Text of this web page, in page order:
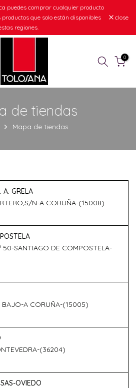
puedes comprar cualquier producto
productos que solo están disponibles
regiones.
close
0
de tiendas
Mapa de tiendas
A. GRELA
N-A CORUÑA-(15008)
50-SANTIAGO DE COMPOSTELA-
BAJO-A CORUÑA-(15005)
(36204)
OVIEDO